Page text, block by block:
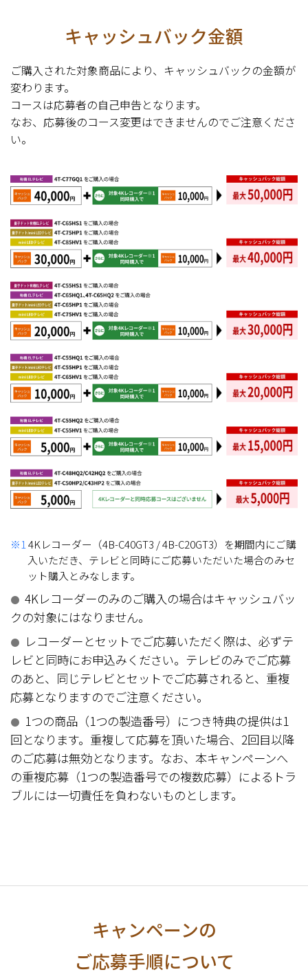
キャッシュバック金額
ご購入された対象商品により、キャッシュバックの金額が
変わります。
コースは応募者の自己申告となります。
なお、応募後のコース変更はできませんのでご注意くださ
い。
※14Kレコーダー（4B-C40GT3 / 4B-C20GT3）を期間内にご購
入いただき、テレビと同時にご応募いただいた場合のみセ
ット購入とみなします。
● 4Kレコーダーのみのご購入の場合はキャッシュバッ
クの対象にはなりません。
●
レコーダーとセットでご応募いただく際は、必ずテ
レビと同時にお申込みください。テレビのみでご応募
のあと、同じテレビとセットでご応募されると、重複
応募となりますのでご注意ください。
● 1つの商品（1つの製造番号）につき特典の提供は1
回となります。重複して応募を頂いた場合、2回目以降
のご応募は無効となります。なお、本キャンペーンへ
の重複応募（1つの製造番号での複数応募）によるトラ
ブルには一切責任を負わないものとします。
キャンペーンの
ご応募手順について